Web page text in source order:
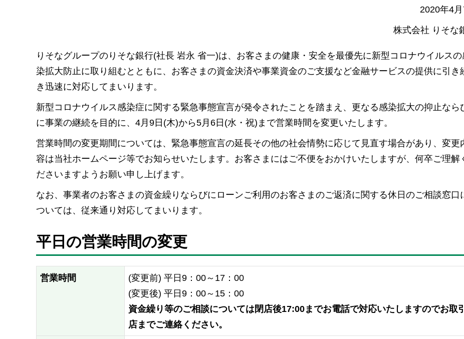
2020年4月
株式会社 りそな
りそなグループのりそな銀行(社長 岩永 省一)は、お客さまの健康・安全を最優先に新型コロナウイルスの
染拡大防止に取り組むとともに、お客さまの資金決済や事業資金のご支援など金融サービスの提供に引き
き迅速に対応してまいります。
新型コロナウイルス感染症に関する緊急事態宣言が発令されたことを踏まえ、更なる感染拡大の抑止なら
に事業の継続を目的に、4月9日(木)から5月6日(水・祝)まで営業時間を変更いたします。
営業時間の変更期間については、緊急事態宣言の延長その他の社会情勢に応じて見直す場合があり、変更
容は当社ホームページ等でお知らせいたします。お客さまにはご不便をおかけいたしますが、何卒ご理解
ださいますようお願い申し上げます。
なお、事業者のお客さまの資金繰りならびにローンご利用のお客さまのご返済に関する休日のご相談窓口
ついては、従来通り対応してまいります。
平日の営業時間の変更
営業時間
(変更前) 平日9：00～17：00
(変更後) 平日9：00～15：00
資金繰り等のご相談については閉店後17:00までお電話で対応いたしますのでお取引
店までご連絡ください。